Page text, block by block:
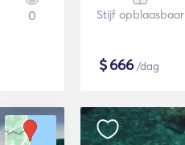
0 Stijf opblaasbaar
$666/dag